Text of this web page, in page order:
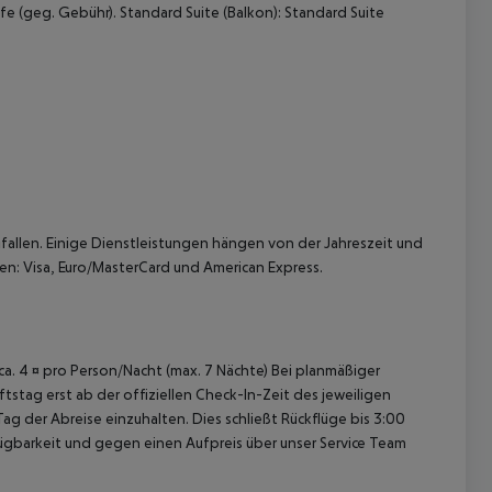
(geg. Gebühr). Standard Suite (Balkon): Standard Suite
Einige Dienstleistungen hängen von der Jahreszeit und
Visa, Euro/MasterCard und American Express.
4 ¤ pro Person/Nacht (max. 7 Nächte) Bei planmäßiger
erst ab der offiziellen Check-In-Zeit des jeweiligen
der Abreise einzuhalten. Dies schließt Rückflüge bis 3:00
und gegen einen Aufpreis über unser Service Team